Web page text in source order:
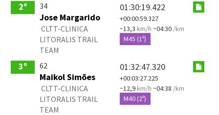
2º 34
Jose Margarido
CLTT-CLINICA
LITORALIS TRAIL
TEAM
01:30:19.422
+00:00:59.327
~13,3 km/h ~04:30 /km
M45 (1º)
3º 62
Maikol Simões
CLTT-CLINICA
LITORALIS TRAIL
TEAM
01:32:47.320
+00:03:27.225
~12,9km/h ~04:38 /km
M40 (2º)